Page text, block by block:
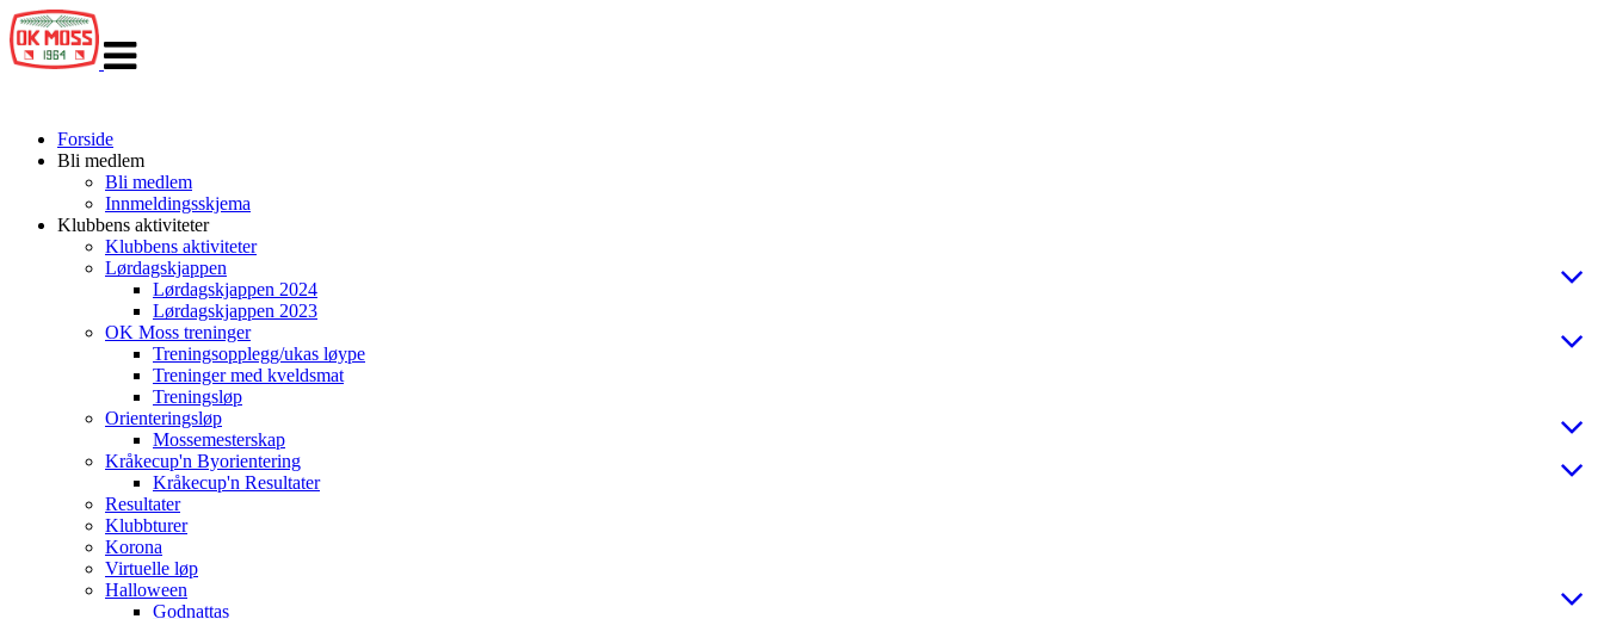
navigasjon
Forside
Bli medlem
Bli medlem
Innmeldingsskjema
Klubbens aktiviteter
Klubbens aktiviteter
Lørdagskjappen
Lørdagskjappen 2024
Lørdagskjappen 2023
OK Moss treninger
Treningsopplegg/ukas løype
Treninger med kveldsmat
Treningsløp
Orienteringsløp
Mossemesterskap
Kråkecup'n Byorientering
Kråkecup'n Resultater
Resultater
Klubbturer
Korona
Virtuelle løp
Halloween
Godnattas